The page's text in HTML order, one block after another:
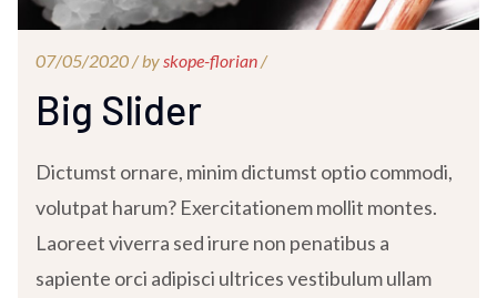
07/05/2020 /byskope-florian/
Big Slider
Dictumst ornare, minim dictumst optio commodi,
volutpat harum? Exercitationem mollit montes.
Laoreet viverra sed irure non penatibus a
sapiente orci adipisci ultrices vestibulum ullam